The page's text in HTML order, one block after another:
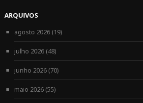
ARQUIVOS
agosto 2026(19)
julho 2026(48)
junho 2026(70)
maio 2026(55)